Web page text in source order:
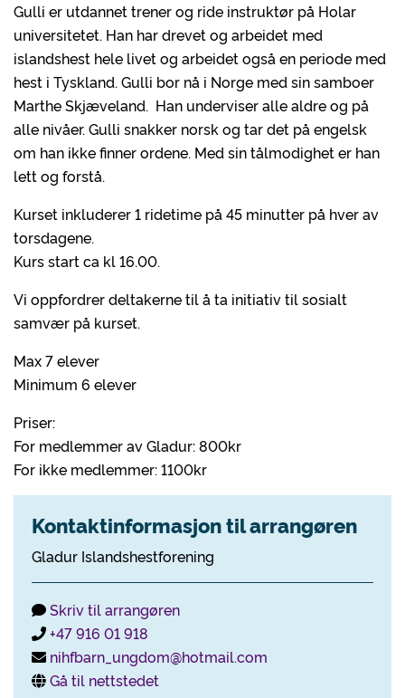
Gulli er utdannet trener og ride instruktør på Holar
universitetet. Han har drevet og arbeidet med
islandshest hele livet og arbeidet også en periode med
hest i Tyskland. Gulli bor nå i Norge med sin samboer
Marthe Skjæveland. Han underviser alle aldre og på
alle nivåer. Gulli snakker norsk og tar det på engelsk
om han ikke finner ordene. Med sin tålmodighet er han
lett og forstå.
Kurset inkluderer 1 ridetime på 45 minutter på hver av
torsdagene.
Kurs start ca kl 16.00.
Vi oppfordrer deltakerne til å ta initiativ til sosialt
samvær på kurset.
Max 7 elever
Minimum 6 elever
Priser:
For medlemmer av Gladur: 800kr
For ikke medlemmer: 1100kr
Kontaktinformasjon til arrangøren
Gladur Islandshestforening
Skriv til arrangøren
+47 916 01 918
nihfbarn_ungdom@hotmail.com
Gå til nettstedet